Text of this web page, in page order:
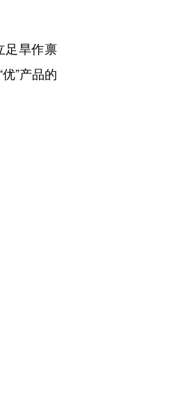
足旱作禀
”产品的